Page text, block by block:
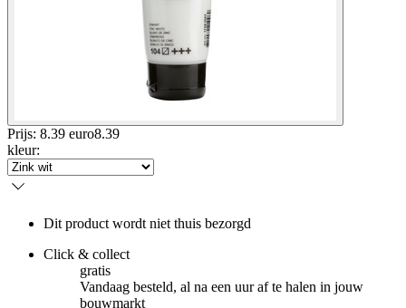
Prijs: 8.39 euro8.39
kleur:
Dit product wordt niet thuis bezorgd
Click & collect
gratis
Vandaag besteld, al na een uur af te halen in jouw
bouwmarkt